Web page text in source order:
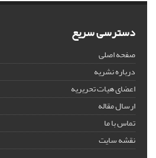
دسترسی سریع
صفحه اصلی
درباره نشریه
اعضای هیات تحریریه
ارسال مقاله
تماس با ما
نقشه سایت